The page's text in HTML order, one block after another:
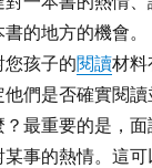
的地方的機會。
您孩子的閱讀材料
們是否確實閱讀
最重要的是，
事的熱情。這